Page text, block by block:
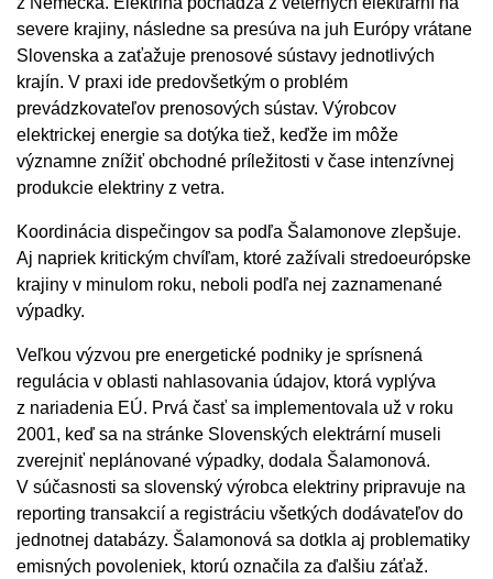
severe krajiny, následne sa presúva na juh Európy vrátane
Slovenska a zaťažuje prenosové sústavy jednotlivých
krajín. V praxi ide predovšetkým o problém
prevádzkovateľov prenosových sústav. Výrobcov
elektrickej energie sa dotýka tiež, keďže im môže
významne znížiť obchodné príležitosti v čase intenzívnej
produkcie elektriny z vetra.
Koordinácia dispečingov sa podľa Šalamonove zlepšuje.
Aj napriek kritickým chvíľam, ktoré zažívali stredoeurópske
krajiny v minulom roku, neboli podľa nej zaznamenané
výpadky.
Veľkou výzvou pre energetické podniky je sprísnená
regulácia v oblasti nahlasovania údajov, ktorá vyplýva
z nariadenia EÚ. Prvá časť sa implementovala už v roku
2001, keď sa na stránke Slovenských elektrární museli
zverejniť neplánované výpadky, dodala Šalamonová.
V súčasnosti sa slovenský výrobca elektriny pripravuje na
reporting transakcií a registráciu všetkých dodávateľov do
jednotnej databázy. Šalamonová sa dotkla aj problematiky
emisných povoleniek, ktorú označila za ďalšiu záťaž.